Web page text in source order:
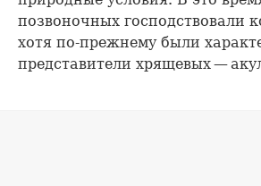
позвоночных господствовали
хотя по-прежнему были
представители хрящевых —